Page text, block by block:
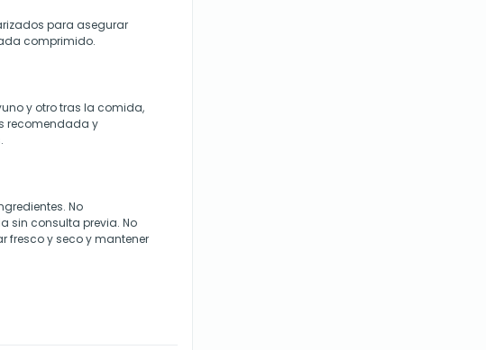
para asegurar
comprimido.
y otro tras la comida,
recomendada y
No
sin consulta previa. No
fresco y seco y mantener